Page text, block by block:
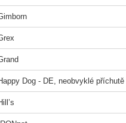
Dog - DE, neobvyklé příchutě